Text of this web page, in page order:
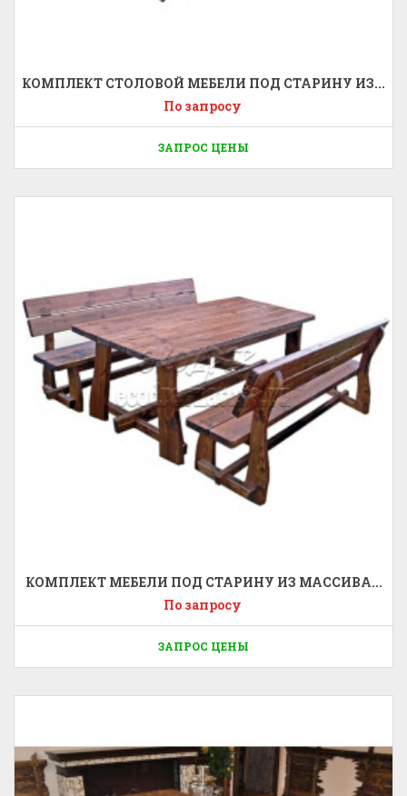
КОМПЛЕКТ СТОЛОВОЙ МЕБЕЛИ ПОД СТАРИНУ ИЗ...
По запросу
ЗАПРОС ЦЕНЫ
КОМПЛЕКТ МЕБЕЛИ ПОД СТАРИНУ ИЗ МАССИВА...
По запросу
ЗАПРОС ЦЕНЫ